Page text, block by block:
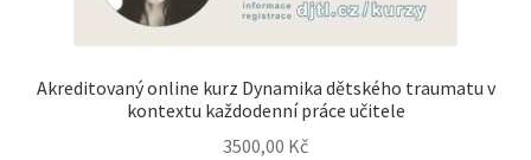
Akreditovaný online kurz Dynamika dětského traumatu v
kontextu každodenní práce učitele
3500,00 Kč